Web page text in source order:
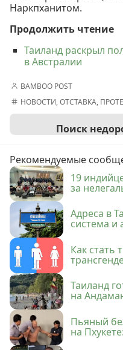
Наркпханитом.
Продолжить чтение
Таиланд раскрыл
в Австралии
BAMBOO POST
НОВОСТИ,ОТСТАВКА,
Поиск
Рекомендуемые
19
за
Адреса в
система и
Как стать
Таиланд
на
Пьяный
на